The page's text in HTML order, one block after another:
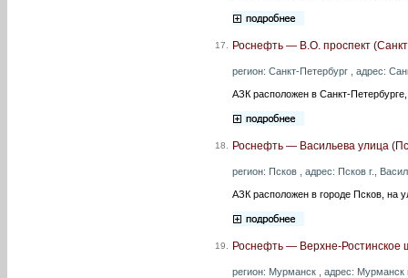
17. Роснефть — В.О. проспект
регион: Санкт-Петербург , адрес:
АЗК расположен в Санкт-
18. Роснефть — Васильева улица
регион: Псков , адрес: Псков г.,
АЗК расположен в городе Псков, на
19. Роснефть — Верхне-Ростинское
регион: Мурманск , адрес: Мурманск